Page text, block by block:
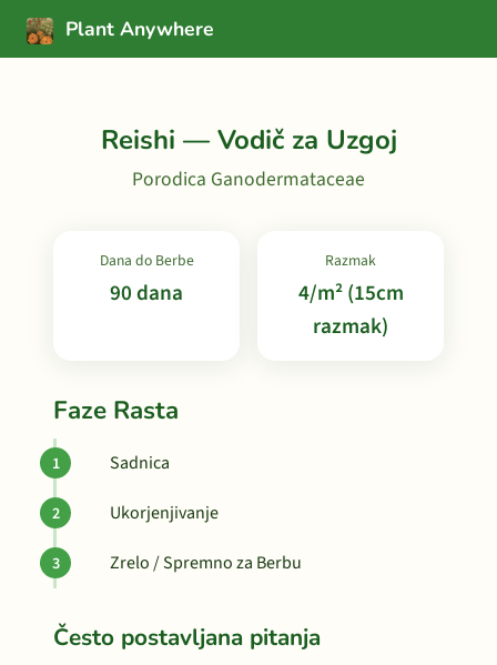
Plant Anywhere
Reishi — Vodič za Uzgoj
Porodica Ganodermataceae
Dana do Berbe
90 dana
Razmak
4/m² (15cm
razmak)
Faze Rasta
Sadnica
Ukorjenjivanje
Zrelo / Spremno za Berbu
Često postavljana pitanja